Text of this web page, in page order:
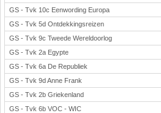
GS - Tvk 10c Eenwording Europa
GS - Tvk 5d Ontdekkingsreizen
GS - Tvk 9c Tweede Wereldoorlog
GS - Tvk 2a Egypte
GS - Tvk 6a De Republiek
GS - Tvk 9d Anne Frank
GS - Tvk 2b Griekenland
GS - Tvk 6b VOC - WIC